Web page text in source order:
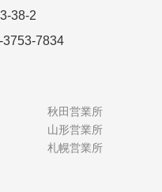
38-2
7834
秋田営業所
山形営業所
札幌営業所